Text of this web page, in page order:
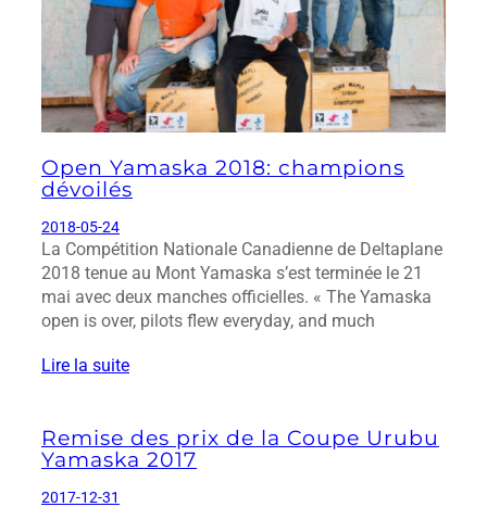
Open Yamaska 2018: champions
dévoilés
2018-05-24
La Compétition Nationale Canadienne de Deltaplane
2018 tenue au Mont Yamaska s’est terminée le 21
mai avec deux manches officielles. « The Yamaska
open is over, pilots flew everyday, and much
Lire la suite
Remise des prix de la Coupe Urubu
Yamaska 2017
2017-12-31